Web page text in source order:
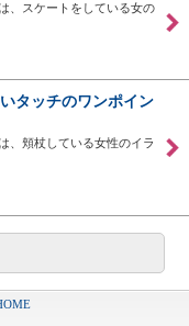
、スケートをしている女の
タッチのワンポイン
、頬杖している女性のイラ